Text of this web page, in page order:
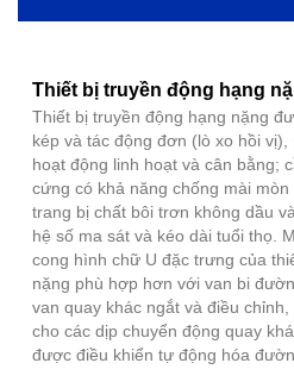
Thiết bị truyền động hạng
Thiết bị truyền động hạng nặng
kép và tác động đơn (lò xo hồi
hoạt động linh hoạt và cân bằng;
cứng có khả năng chống mài
trang bị chất bôi trơn không dầu
hệ số ma sát và kéo dài tuổi thọ.
cong hình chữ U đặc trưng của
nặng phù hợp hơn với van bi
van quay khác ngắt và điều
cho các dịp chuyển động quay
được điều khiển tự động hóa